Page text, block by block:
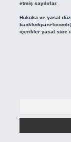
etmiş sayılırlar.
Hukuka ve yasal
içerikler yasal süre